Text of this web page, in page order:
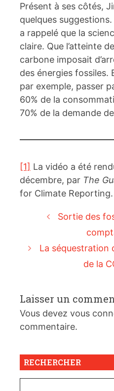
Présent à ses côtés,
quelques
a rappelé que la
claire. Que l’atteinte
carbone imposait
des énergies fossiles.
par exemple, passer
60% de la
70% de la demande
[1] La vidéo a été
décembre, par The
for Climate Reporting.
Sortie des
La
de la
Laisser un
Vous devez vous
commentaire.
RECHERCHER